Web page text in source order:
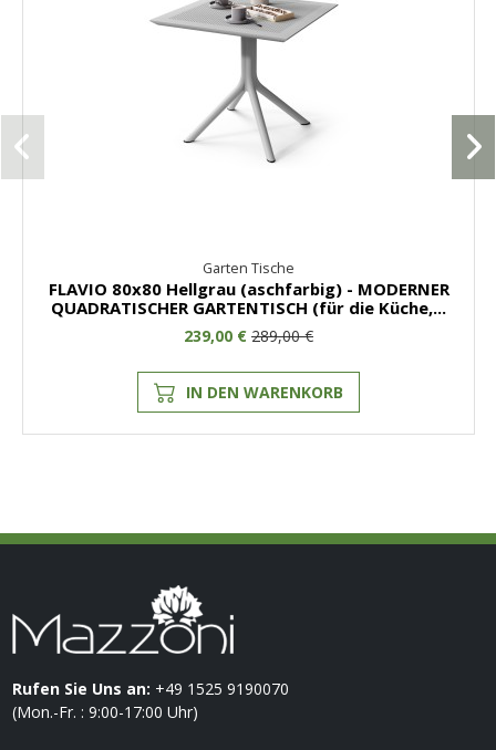
Garten Tische
FLAVIO 80x80 Hellgrau (aschfarbig) - MODERNER
QUADRATISCHER GARTENTISCH (für die Küche,...
239,00 € 289,00 €
IN DEN WARENKORB
Rufen Sie Uns an: +49 1525 9190070
(Mon.-Fr. : 9:00-17:00 Uhr)